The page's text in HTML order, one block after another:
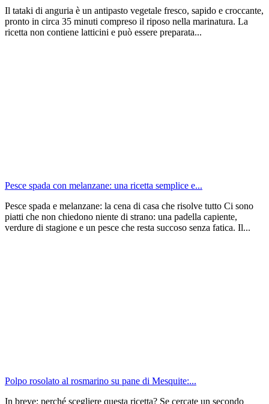
Il tataki di anguria è un antipasto vegetale fresco, sapido e croccante,
pronto in circa 35 minuti compreso il riposo nella marinatura. La
ricetta non contiene latticini e può essere preparata...
Pesce spada con melanzane: una ricetta semplice e...
Pesce spada e melanzane: la cena di casa che risolve tutto Ci sono
piatti che non chiedono niente di strano: una padella capiente,
verdure di stagione e un pesce che resta succoso senza fatica. Il...
Polpo rosolato al rosmarino su pane di Mesquite:...
In breve: perché scegliere questa ricetta? Se cercate un secondo